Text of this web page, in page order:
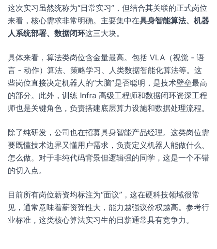
这次实习虽然统称为“日常实习”，但结合其关联的正式岗位
来看，核心需求非常明确。主要集中在具身智能算法、机器
人系统部署、数据闭环这三大块。
具体来看，算法类岗位含金量最高。包括 VLA（视觉 - 语
言 - 动作）算法、策略学习、人类数据智能化算法等。这
些岗位直接决定机器人的“大脑”是否聪明，是技术壁垒最高
的部分。此外，训练 Infra 高级工程师和数据闭环资深工程
师也是关键角色，负责搭建底层算力设施和数据处理流程。
除了纯研发，公司也在招募具身智能产品经理。这类岗位需
要既懂技术边界又懂用户需求，负责定义机器人能做什么、
怎么做。对于非纯代码背景但逻辑强的同学，这是一个不错
的切入点。
目前所有岗位薪资均标注为“面议”，这在硬科技领域很常
见，通常意味着薪资弹性大，能力越强议价权越高。参考行
业标准，这类核心算法实习生的日薪通常具有竞争力。